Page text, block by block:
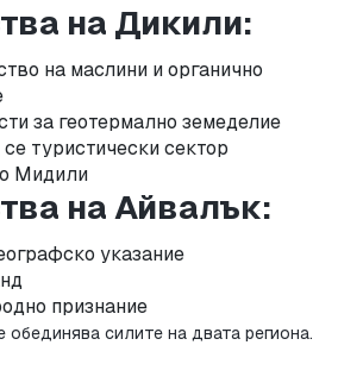
на Дикили:
на маслини и органично
за геотермално земеделие
туристически сектор
Мидили
на Айвалък:
указание
признание
силите на двата региона.